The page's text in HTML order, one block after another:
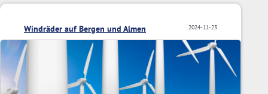
2024-11-23
Windräder auf Bergen und Almen